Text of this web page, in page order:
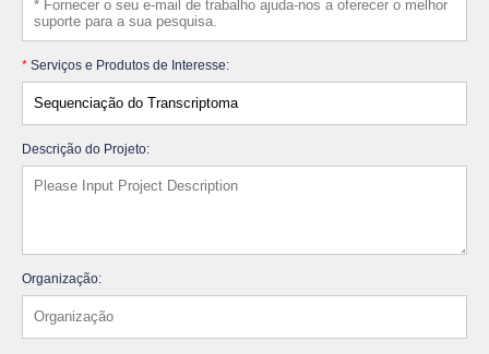
* Serviços e Produtos de Interesse:
Descrição do Projeto:
Organização: